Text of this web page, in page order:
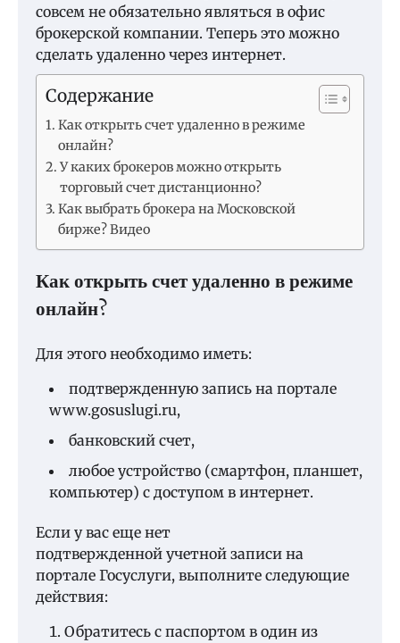
совсем не обязательно являться в офис
брокерской компании. Теперь это можно
сделать удаленно через интернет.
Содержание
Как открыть счет удаленно в режиме
онлайн?
У каких брокеров можно открыть
торговый счет дистанционно?
Как выбрать брокера на Московской
бирже? Видео
Как открыть счет удаленно в режиме
онлайн?
Для этого необходимо иметь:
подтвержденную запись на портале
www.gosuslugi.ru,
банковский счет,
любое устройство (смартфон, планшет,
компьютер) с доступом в интернет.
Если у вас еще нет
подтвержденной учетной записи на
портале Госуслуги, выполните следующие
действия:
Обратитесь с паспортом в один из